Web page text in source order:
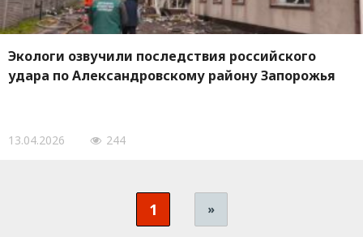
Экологи озвучили последствия российского
удара по Александровскому району Запорожья
13.04.2026 244
1 »